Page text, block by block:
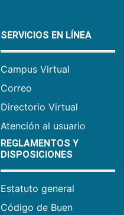
SERVICIOS EN LÍNEA
Campus Virtual
Correo
Directorio Virtual
Atención al usuario
REGLAMENTOS Y
DISPOSICIONES
Estatuto general
Código de Buen